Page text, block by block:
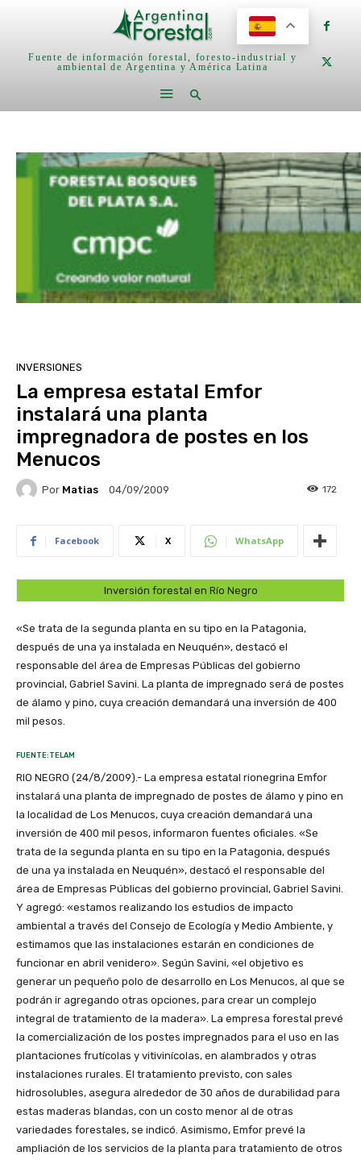
Fuente de información forestal, foresto-industrial y
ambiental de Argentina y América Latina
INVERSIONES
La empresa estatal Emfor
instalará una planta
impregnadora de postes en los
Menucos
Por Matias 04/09/2009 172
Facebook X WhatsApp
Inversión forestal en Río Negro
«Se trata de la segunda planta en su tipo en la Patagonia,
después de una ya instalada en Neuquén», destacó el
responsable del área de Empresas Públicas del gobierno
provincial, Gabriel Savini. La planta de impregnado será de postes
de álamo y pino, cuya creación demandará una inversión de 400
mil pesos.
FUENTE:TELAM
RIO NEGRO (24/8/2009).- La empresa estatal rionegrina Emfor
instalará una planta de impregnado de postes de álamo y pino en
la localidad de Los Menucos, cuya creación demandará una
inversión de 400 mil pesos, informaron fuentes oficiales. «Se
trata de la segunda planta en su tipo en la Patagonia, después
de una ya instalada en Neuquén», destacó el responsable del
área de Empresas Públicas del gobierno provincial, Gabriel Savini.
Y agregó: «estamos realizando los estudios de impacto
ambiental a través del Consejo de Ecología y Medio Ambiente, y
estimamos que las instalaciones estarán en condiciones de
funcionar en abril venidero». Según Savini, «el objetivo es
generar un pequeño polo de desarrollo en Los Menucos, al que se
podrán ir agregando otras opciones, para crear un complejo
integral de tratamiento de la madera». La empresa forestal prevé
la comercialización de los postes impregnados para el uso en las
plantaciones frutícolas y vitivinícolas, en alambrados y otras
instalaciones rurales. El tratamiento previsto, con sales
hidrosolubles, asegura alrededor de 30 años de durabilidad para
estas maderas blandas, con un costo menor al de otras
variedades forestales, se indicó. Asimismo, Emfor prevé la
ampliación de los servicios de la planta para tratamiento de otros